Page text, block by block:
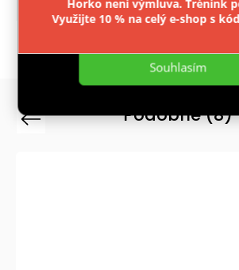
Nastavení
Souhlasím
Horko není výmluva. Trénink
Využijte 10 % na celý e-shop s
Kategorie: TAŠKY A
Podobné (8)
Previous